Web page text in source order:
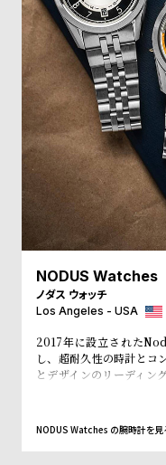
l
シ
ピ
イ
返
つ
NODUS Watches
ノダス ウォッチ
Los Angeles - USA
2017年に設立された
し、超耐久性の時計とコ
とデザインのリーディン
的で革新的なデザインに
ます。私たちのグローバ
り、それぞれの時計は私
ストされます。より良い
NODUS Watches の腕時計を見